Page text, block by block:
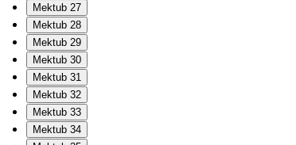
Mektub 27
Mektub 28
Mektub 29
Mektub 30
Mektub 31
Mektub 32
Mektub 33
Mektub 34